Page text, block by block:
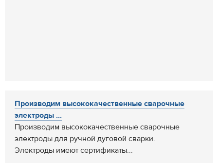
Производим высококачественные сварочные
электроды ...
Производим высококачественные сварочные
электроды для ручной дуговой сварки.
Электроды имеют сертификаты...